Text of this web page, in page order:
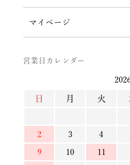
マイページ
営業日カレンダー